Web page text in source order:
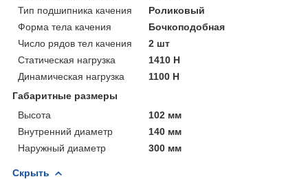
Тип подшипника качения
Роликовый
Форма тела качения
Бочкоподобная
Число рядов тел качения
2 шт
Статическая нагрузка
1410 Н
Динамическая нагрузка
1100 Н
Габаритные размеры
Высота
102 мм
Внутренний диаметр
140 мм
Наружный диаметр
300 мм
Скрыть